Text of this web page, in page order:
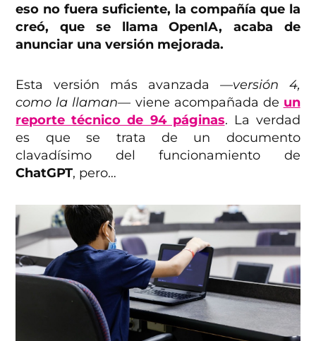
eso no fuera suficiente, la compañía que la
creó, que se llama OpenIA, acaba de
anunciar una versión mejorada.
Esta versión más avanzada —versión 4,
como la llaman— viene acompañada de un
reporte técnico de 94 páginas. La verdad
es que se trata de un documento
clavadísimo del funcionamiento de
ChatGPT, pero…